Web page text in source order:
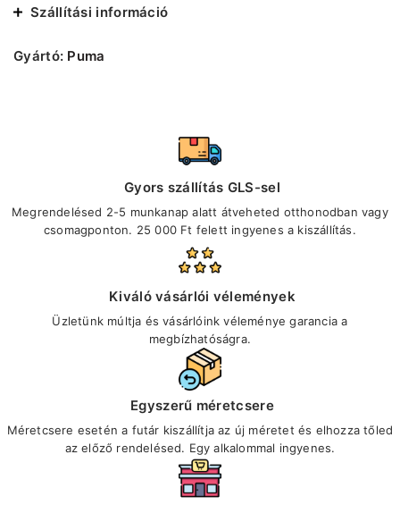
Szállítási információ
Gyártó: Puma
Gyors szállítás GLS-sel
Megrendelésed 2-5 munkanap alatt átveheted otthonodban vagy
csomagponton. 25 000 Ft felett ingyenes a kiszállítás.
Kiváló vásárlói vélemények
Üzletünk múltja és vásárlóink véleménye garancia a
megbízhatóságra.
Egyszerű méretcsere
Méretcsere esetén a futár kiszállítja az új méretet és elhozza tőled
az előző rendelésed. Egy alkalommal ingyenes.